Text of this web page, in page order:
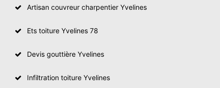
Artisan couvreur charpentier Yvelines
Ets toiture Yvelines 78
Devis gouttière Yvelines
Infiltration toiture Yvelines